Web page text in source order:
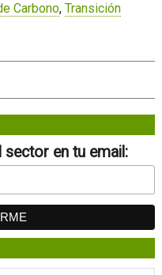
Carbono, Transición
sector en tu email: